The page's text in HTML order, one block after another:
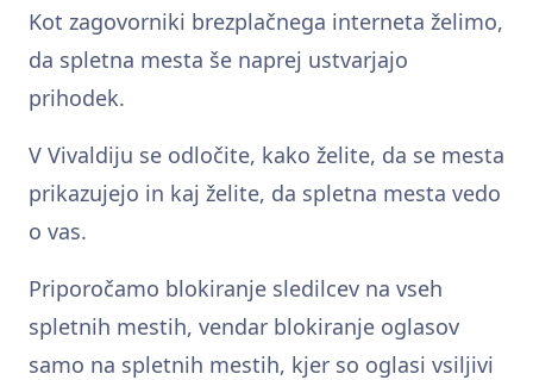
Kot zagovorniki brezplačnega interneta želimo,
da spletna mesta še naprej ustvarjajo
prihodek.
V Vivaldiju se odločite, kako želite, da se mesta
prikazujejo in kaj želite, da spletna mesta vedo
o vas.
Priporočamo blokiranje sledilcev na vseh
spletnih mestih, vendar blokiranje oglasov
samo na spletnih mestih, kjer so oglasi vsiljivi